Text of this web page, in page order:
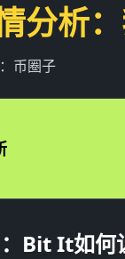
分析
币圈子
Bit It如何